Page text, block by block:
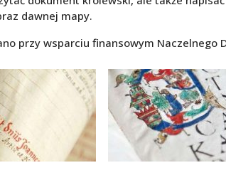
dawnej mapy.
przy wsparciu finansowym Naczelnego